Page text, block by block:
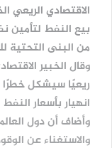
الاقتصادي
بيع النفط لتأمين
من البنى التحتية
وقال الخبير
ريعيًا سيشكل خطرًا
انهيار بأسعار
وأضاف أن دول
والاستغناء عن